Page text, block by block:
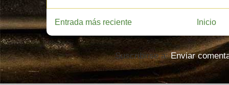
Entrada más reciente Inicio
Suscribirse a:Enviar